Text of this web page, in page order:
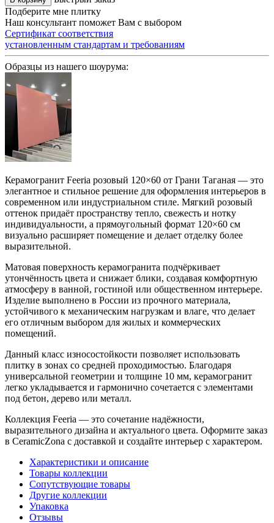
Подберите мне плитку
Наш консультант поможет Вам с выбором
Сертификат соответствия
установленным стандартам и требованиям
Образцы из нашего шоурума:
Керамогранит Feeria розовый 120×60 от Грани Таганая — это
элегантное и стильное решение для оформления интерьеров в
современном или индустриальном стиле. Мягкий розовый
оттенок придаёт пространству тепло, свежесть и нотку
индивидуальности, а прямоугольный формат 120×60 см
визуально расширяет помещение и делает отделку более
выразительной.
Матовая поверхность керамогранита подчёркивает
утончённость цвета и снижает блики, создавая комфортную
атмосферу в ванной, гостиной или общественном интерьере.
Изделие выполнено в России из прочного материала,
устойчивого к механическим нагрузкам и влаге, что делает
его отличным выбором для жилых и коммерческих
помещений.
Данный класс износостойкости позволяет использовать
плитку в зонах со средней проходимостью. Благодаря
универсальной геометрии и толщине 10 мм, керамогранит
легко укладывается и гармонично сочетается с элементами
под бетон, дерево или металл.
Коллекция Feeria — это сочетание надёжности,
выразительного дизайна и актуального цвета. Оформите заказ
в CeramicZona с доставкой и создайте интерьер с характером.
Характеристики и описание
Товары коллекции
Сопутствующие товары
Другие коллекции
Упаковка
Отзывы